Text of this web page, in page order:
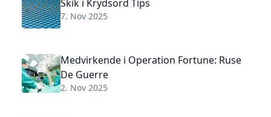
Skik i Krydsord Tips
7. Nov 2025
Medvirkende i Operation Fortune: Ruse
De Guerre
2. Nov 2025